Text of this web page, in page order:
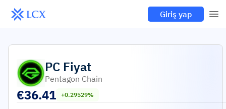
Giriş yap
PC Fiyat
Pentagon Chain
€36.41 +0.29529%